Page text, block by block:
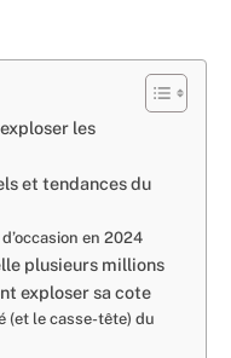
les
et tendances du
en 2024
plusieurs millions
exploser sa cote
(et le casse-tête) du